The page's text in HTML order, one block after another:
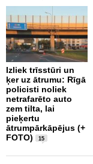
Izliek trīsstūri un
ķer uz ātrumu: Rīgā
policisti noliek
netrafarēto auto
zem tilta, lai
pieķertu
ātrumpārkāpējus (+
FOTO)
15